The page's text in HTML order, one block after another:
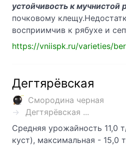
устойчивость к мучнистой
почковому
восприимчив к рябухе и
https://vniispk.ru/varieties/
Дегтярёвская
Смородина черная
Дегтярёвская ...
Средняя урожайность 11,0
куст), максимальная - 15,0